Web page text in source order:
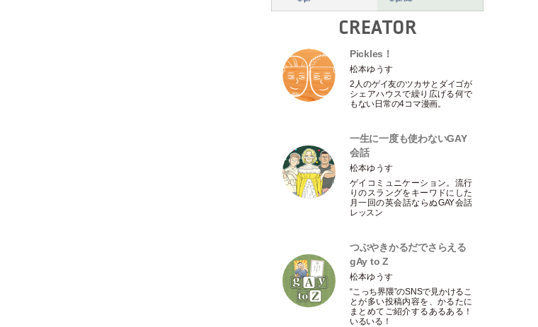
CREATOR
Pickles！
松本ゆうす
2人のゲイ友のツカサとダイゴが
シェアハウスで繰り広げる何で
もない日常の4コマ漫画。
一生に一度も使わないGAY
会話
松本ゆうす
ゲイコミュニケーション。流行
りのスラングをキーワドにした
月一回の英会話ならぬGAY会話
レッスン
つぶやきかるだでさらえる
gAy to Z
松本ゆうす
“こっち界隈”のSNSで見かけるこ
とが多い投稿内容を、かるたに
まとめてご紹介するあるある！
いるいる！